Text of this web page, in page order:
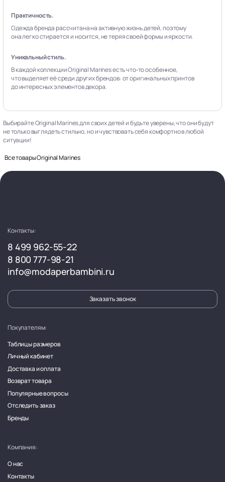
Практичность.
Одежда бренда рассчитана на активную жизнь детей, поэтому
она легко стирается и носится, не теряя своей формы и яркости.
Уникальный стиль.
В каждой коллекции Original Marines есть что‑то особенное,
что выделяет её среди других брендов: от оригинальных принтов
до интересных элементов декора.
Выбирайте Original Marines для своих детей и будьте уверены, что они будут
не только выглядеть стильно, но и чувствовать себя комфортно в любой
ситуации!
Все товары Original Marines
Контакты:
8 499 962-55-22
8 800 777-98-21
info@modaperbambini.ru
Заказать звонок
Покупателям:
Таблицы размеров
Личный кабинет
Доставка и оплата
Возврат товара
Популярные вопросы
Отследить заказ
Бренды
Компания:
О нас
Контакты